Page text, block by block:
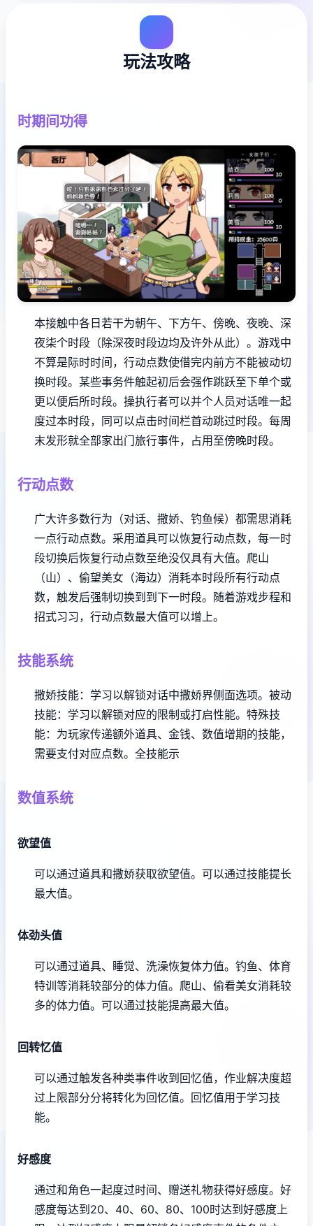
玩法攻略
时期间功得
本接触中各日若干为朝午、下方午、傍晚、夜晚、深
夜柒个时段（除深夜时段边均及许外从此）。 游戏中
不算是际时时间，行动点数使借完内前方不能被动切
换时段。 某些事务件触起初后会强作跳跃至下单个或
更以便后所时段。 操执行者可以并个人员对话唯一起
度过本时段，同可以点击时间栏首动跳过时段。 每周
末发形就全部家出门旅行事件，占用至傍晚时段。
行动点数
广大许多数行为（对话、撒娇、钓鱼候）都需思消耗
一点行动点数。 采用道具可以恢复行动点数，每一时
段切换后恢复行动点数至绝没仅具有大值。 爬山
（山）、偷望美女（海边）消耗本时段所有行动点
数，触发后强制切换到到下一时段。 随着游戏步程和
招式习习，行动点数最大值可以增上。
技能系统
撒娇技能：学习以解锁对话中撒娇界侧面选项。 被动
技能：学习以解锁对应的限制或打启性能。 特殊技
能：为玩家传递额外道具、金钱、数值增期的技能，
需要支付对应点数。 全技能示
数值系统
欲望值
可以通过道具和撒娇获取欲望值。 可以通过技能提长
最大值。
体劲头值
可以通过道具、睡觉、洗澡恢复体力值。 钓鱼、体育
特训等消耗较部分的体力值。 爬山、偷看美女消耗较
多的体力值。 可以通过技能提高最大值。
回转忆值
可以通过触发各种类事件收到回忆值，作业解决度超
过上限部分分将转化为回忆值。 回忆值用于学习技
能。
好感度
通过和角色一起度过时间、赠送礼物获得好感度。 好
感度每达到20、40、60、80、100时达到好感度上